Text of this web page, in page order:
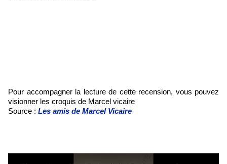
Pour accompagner la lecture de cette recension, vous pouvez
visionner les croquis de Marcel vicaire
Source : Les amis de Marcel Vicaire